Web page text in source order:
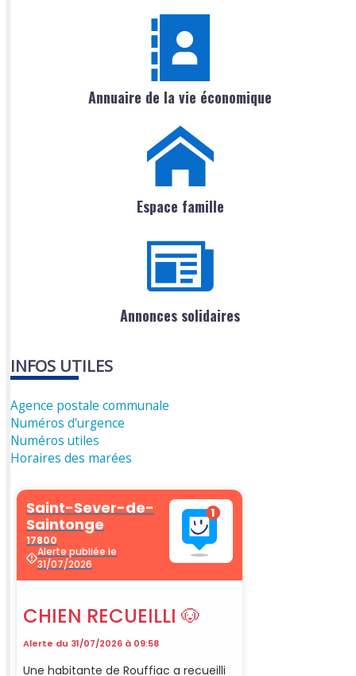
Annuaire de la vie économique
Espace famille
Annonces solidaires
INFOS UTILES
Agence postale communale
Numéros d'urgence
Numéros utiles
Horaires des marées